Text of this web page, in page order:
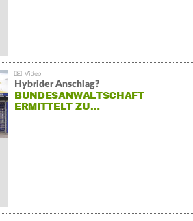
Hybrider Anschlag?
BUNDESANWALTSCHAFT
ERMITTELT ZU…